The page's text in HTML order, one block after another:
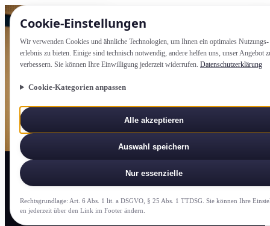
Cookie-Einstellung­en
Wir verwenden Cookies und ähnliche Technologien, um Ihnen ein optimales Nutzungs­
erlebnis zu bieten. Einige sind technisch notwendig, andere helfen uns, unser Angebot
verbessern. Sie können Ihre Einwilligung jederzeit widerrufen. Datenschutzerklärung
Cookie-Kategorien anpassen
Alle akzeptieren
Auswahl speichern
Nur essenzielle
Rechtsgrundlage: Art. 6 Abs. 1 lit. a DSGVO, § 25 Abs. 1 TTDSG. Sie können Ihre
en jederzeit über den Link im Footer ändern.